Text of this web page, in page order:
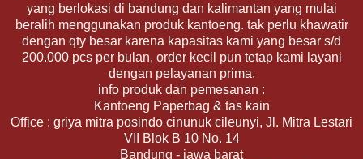
yang berlokasi di bandung dan kalimantan yang mulai
beralih menggunakan produk kantoeng. tak perlu khawatir
dengan qty besar karena kapasitas kami yang besar s/d
200.000 pcs per bulan, order kecil pun tetap kami layani
dengan pelayanan prima.
info produk dan pemesanan :
Kantoeng Paperbag & tas kain
Office : griya mitra posindo cinunuk cileunyi, Jl. Mitra Lestari
VII Blok B 10 No. 14
Bandung - jawa barat